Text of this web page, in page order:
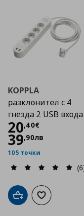
KOPPLA
разклонител с 4
гнезда 2 USB входа
20,40€
Цена
39,90лв
105 точки
Добави в кошницата
Добави към